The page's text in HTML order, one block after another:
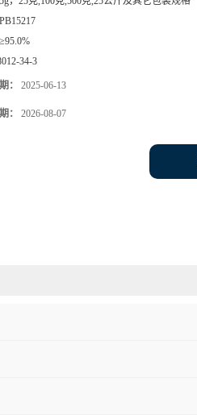
PB15217
≥95.0%
34-3
： 2025-06-13
： 2026-08-07